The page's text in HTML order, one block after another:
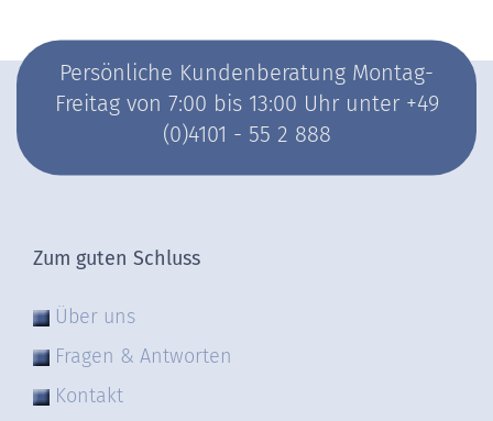
Persönliche Kundenberatung Montag-
Freitag von 7:00 bis 13:00 Uhr unter +49
(0)4101 - 55 2 888
Zum guten Schluss
Über uns
Fragen & Antworten
Kontakt